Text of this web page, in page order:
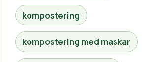
kompostering
kompostering med maskar